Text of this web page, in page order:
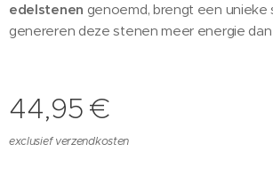
edelstenen genoemd, brengt een unieke
genereren deze stenen meer energie dan
44,95 €
exclusief verzendkosten